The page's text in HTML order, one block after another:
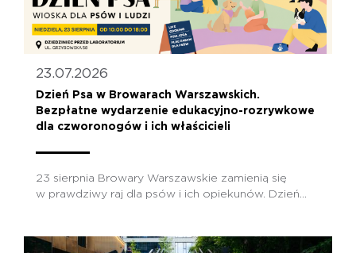
23.07.2026
Dzień Psa w Browarach Warszawskich.
Bezpłatne wydarzenie edukacyjno-rozrywkowe
dla czworonogów i ich właścicieli
23 sierpnia Browary Warszawskie zamienią się
w prawdziwy raj dla psów i ich opiekunów. Dzień...